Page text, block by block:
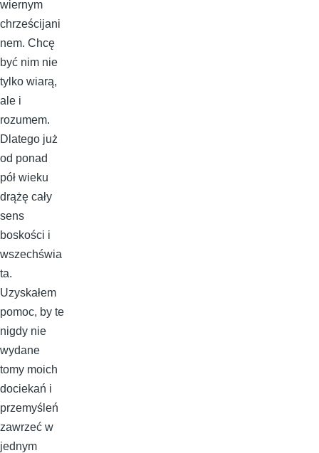
wiernym
chrześcijani
nem. Chcę
być nim nie
tylko wiarą,
ale i
rozumem.
Dlatego już
od ponad
pół wieku
drążę cały
sens
boskości i
wszechświa
ta.
Uzyskałem
pomoc, by te
nigdy nie
wydane
tomy moich
dociekań i
przemyśleń
zawrzeć w
jednym